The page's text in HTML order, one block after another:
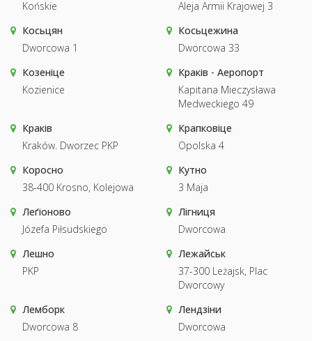
Końskie
Aleja Armii Krajowej 3
Косьцян
Dworcowa 1
Косьцежина
Dworcowa 33
Козеніце
Kozienice
Краків - Аеропорт
Kapitana Mieczysława
Medweckiego 49
Краків
Kraków. Dworzec PKP
Крапковіце
Opolska 4
Коросно
38-400 Krosno, Kolejowa
Кутно
3 Maja
Леґіоново
Józefa Piłsudskiego
Лігниця
Dworcowa
Лешно
PKP
Лежайськ
37-300 Leżajsk, Plac
Dworcowy
Лемборк
Dworcowa 8
Лендзіни
Dworcowa